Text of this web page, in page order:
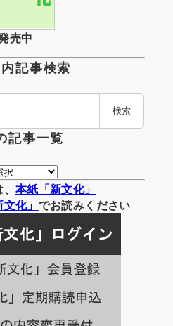
売中
記事検索
検索
記事一覧
本紙「新文化」
化」 でお読みください